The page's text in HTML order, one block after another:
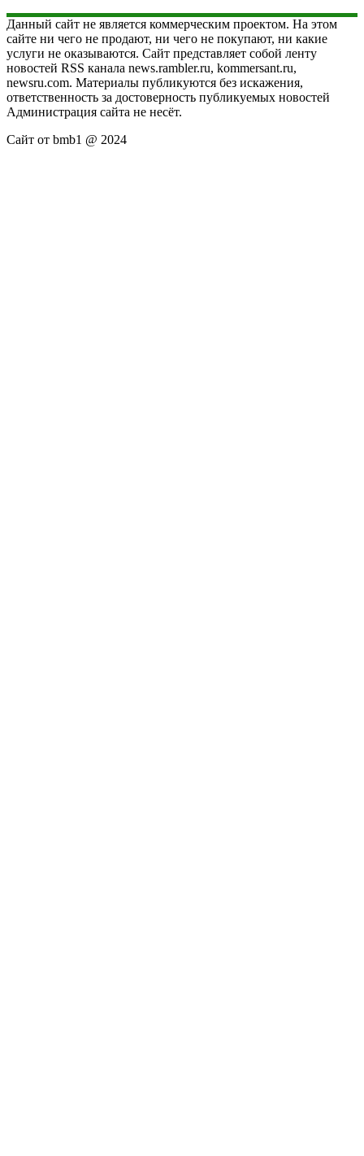
Данный сайт не является коммерческим проектом. На этом
сайте ни чего не продают, ни чего не покупают, ни какие
услуги не оказываются. Сайт представляет собой ленту
новостей RSS канала news.rambler.ru, kommersant.ru,
newsru.com. Материалы публикуются без искажения,
ответственность за достоверность публикуемых новостей
Администрация сайта не несёт.
Сайт от bmb1 @ 2024